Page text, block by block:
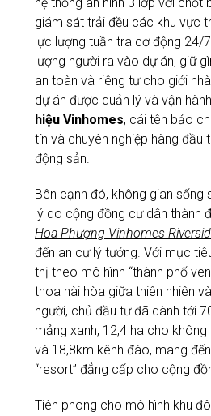
hệ thống an ninh 3 lớp với chốt
giám sát trải đều các khu vực
lực lượng tuần tra cơ động 24/
lượng người ra vào dự án, giữ
an toàn và riêng tư cho giới
dự án được quản lý và vận
hiệu Vinhomes, cái tên bảo
tín và chuyên nghiệp hàng đầu
động sản.
Bên cạnh đó, không gian sống
lý do cộng đồng cư dân thành
Hoa Phượng Vinhomes
đến an cư lý tưởng. Với mục
thị theo mô hình “thành phố
thoa hài hòa giữa thiên nhiên
người, chủ đầu tư đã dành tới
mảng xanh, 12,4 ha cho
và 18,8km kênh đào, mang
“resort” đẳng cấp cho cộng
Tiên phong cho mô hình khu